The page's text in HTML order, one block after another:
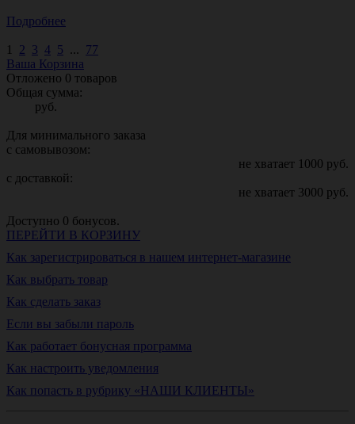
Подробнее
1 2 3 4 5 ... 77
Ваша Корзина
Отложено 0 товаров
Общая сумма:
руб.
Для минимального заказа
с самовывозом:
не хватает 1000 руб.
с доставкой:
не хватает 3000 руб.
Доступно 0 бонусов.
ПЕРЕЙТИ В КОРЗИНУ
Как зарегистрироваться в нашем интернет-магазине
Как выбрать товар
Как сделать заказ
Если вы забыли пароль
Как работает бонусная программа
Как настроить уведомления
Как попасть в рубрику «НАШИ КЛИЕНТЫ»